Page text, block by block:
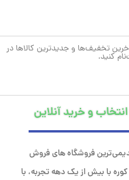
تخفیف‌ها و جدیدترین کالاها در
کنید.
و خرید آنلاین
فروشگاه های فروش
با بیش از یک دهه تجربه، با